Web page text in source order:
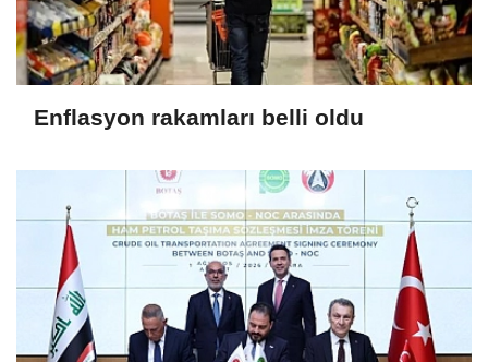
Enflasyon rakamları belli oldu